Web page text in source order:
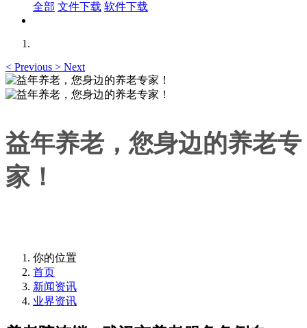
全部 文件下载 软件下载
< Previous > Next
益年养老，您身边的养老专
家！
你的位置
首页
新闻资讯
业界资讯